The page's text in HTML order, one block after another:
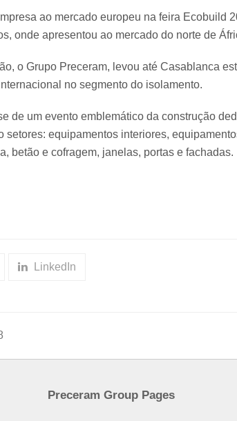
ao mercado europeu na feira Ecobuild
onde apresentou ao mercado do norte de
o Grupo Preceram, levou até Casablanca
no segmento do isolamento.
de um evento emblemático da construção
equipamentos interiores,
betão e cofragem, janelas, portas e fachadas.
LinkedIn
Preceram Group Pages